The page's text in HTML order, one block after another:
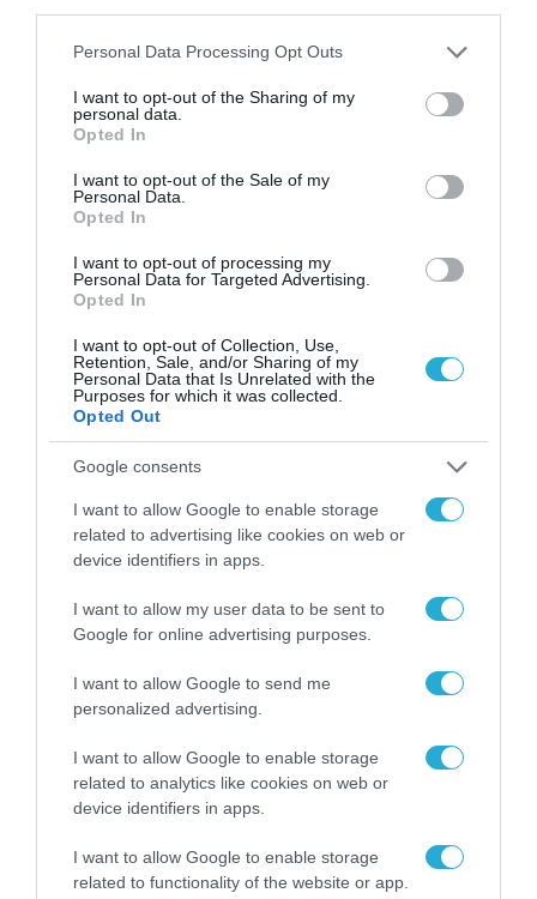
Please note that this website/app uses one or more Google
not limited to your visit or usage behaviour. You may click to
grant or deny consent to Google and its third-party tags to
use your data for below specified purposes in below Google
consent section.
Personal Data Processing Opt Outs
I want to opt-out of the Sharing of my
personal data.
Opted In
I want to opt-out of the Sale of my
Personal Data.
Opted In
I want to opt-out of processing my
Personal Data for Targeted Advertising.
Opted In
I want to opt-out of Collection, Use,
Retention, Sale, and/or Sharing of my
Personal Data that Is Unrelated with the
Purposes for which it was collected.
Opted Out
Google consents
I want to allow Google to enable storage
related to advertising like cookies on web or
device identifiers in apps.
I want to allow my user data to be sent to
Google for online advertising purposes.
I want to allow Google to send me
personalized advertising.
I want to allow Google to enable storage
related to analytics like cookies on web or
device identifiers in apps.
I want to allow Google to enable storage
related to functionality of the website or app.